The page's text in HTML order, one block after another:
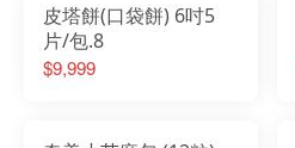
皮塔餅(口袋餅) 6吋5
片/包.8
$9,999